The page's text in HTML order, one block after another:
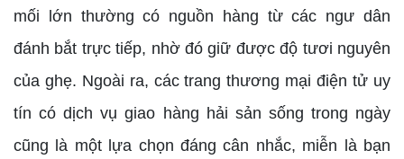
mối lớn thường có nguồn hàng từ các ngư dân
đánh bắt trực tiếp, nhờ đó giữ được độ tươi nguyên
của ghẹ. Ngoài ra, các trang thương mại điện tử uy
tín có dịch vụ giao hàng hải sản sống trong ngày
cũng là một lựa chọn đáng cân nhắc, miễn là bạn